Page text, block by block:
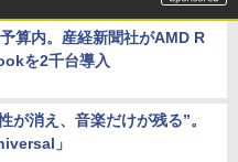
算内。産経新聞社がAMD R
を2千台導入
が消え、音楽だけが残る”。
」